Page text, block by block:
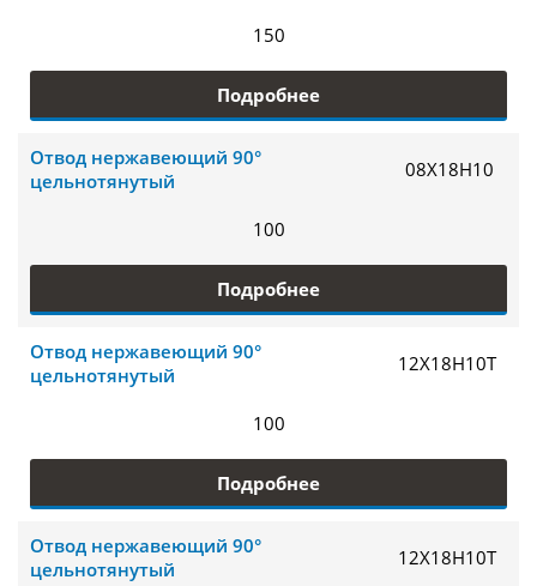
150
Подробнее
Отвод нержавеющий 90°
цельнотянутый
08Х18Н10
100
Подробнее
Отвод нержавеющий 90°
цельнотянутый
12Х18Н10Т
100
Подробнее
Отвод нержавеющий 90°
цельнотянутый
12Х18Н10Т